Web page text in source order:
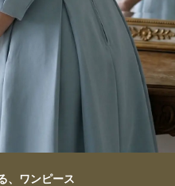
、ワンピース